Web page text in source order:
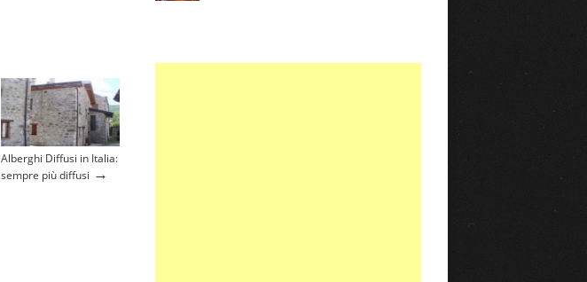
Alberghi Diffusi in Italia:
sempre più diffusi →